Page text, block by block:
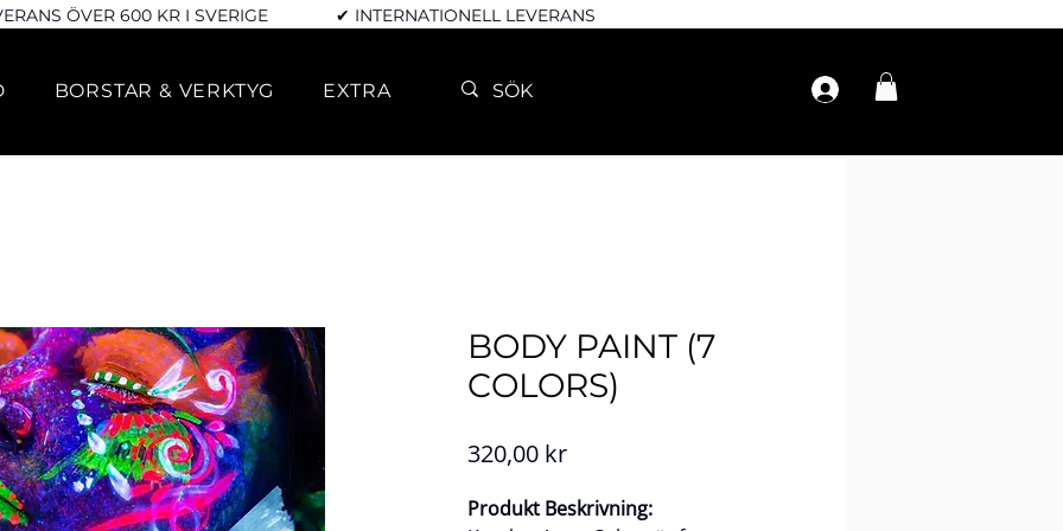
ÖVER 600 KR I SVERIGE ✔ INTERNATIONELL LEVERANS
BORSTAR & VERKTYG EXTRA
BODY PAINT (7
COLORS)
320,00 krPris
Produkt Beskrivning: